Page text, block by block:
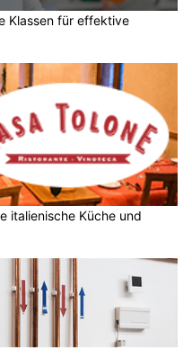
Klassen für effektive
italienische Küche und